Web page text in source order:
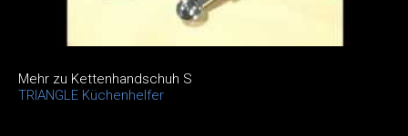
Mehr zu Kettenhandschuh S
TRIANGLE Küchenhelfer